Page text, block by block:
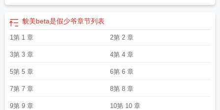
哦。4、私设非常多，狗血甜宠文。5、以上，想到再补充，祝小天使们看文愉
竞、强制于一体的小说里，他还只是个炮灰配角。这故事极其狗血恶俗：清冷贫
穷的主角受商恪被特招进贵族学院，凭卓越的外貌和孤傲的性格，引得学院f4从
天，背景深不可测的天之骄子。而喻染，是喜欢f4之一的那个恶毒炮灰。他存在
的意义，就是欺负商恪，推动剧情，然后在十几章后被整到家破人亡，惨淡退
眼见到商恪。那张脸确实惊为天人，可那一米八几的挺拔身形，冷冽眉眼间藏不
住的攻击性，怎么看都不像是需要被四个男人捧在手心娇宠的类型。喻染发自内
貌美beta是假少爷章节列表
1第 1 章 2第 2 章
3第 3 章 4第 4 章
5第 5 章 6第 6 章
7第 7 章 8第 8 章
9第 9 章 10第 10 章